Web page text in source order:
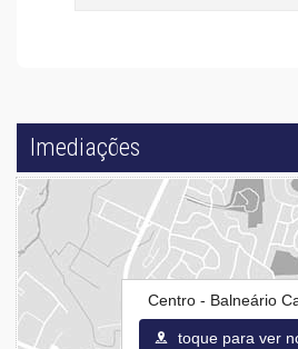
Imediações
Centro - Balneário
toque para ver